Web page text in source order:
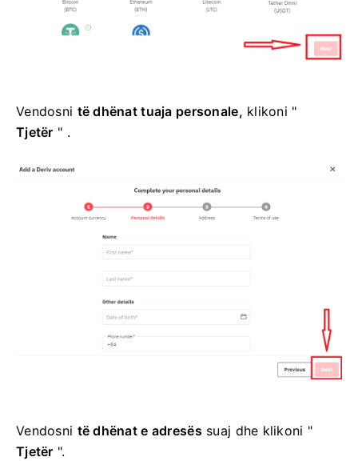
Vendosni të dhënat tuaja personale, klikoni "
Tjetër " .
Vendosni të dhënat e adresës suaj dhe klikoni "
Tjetër ".